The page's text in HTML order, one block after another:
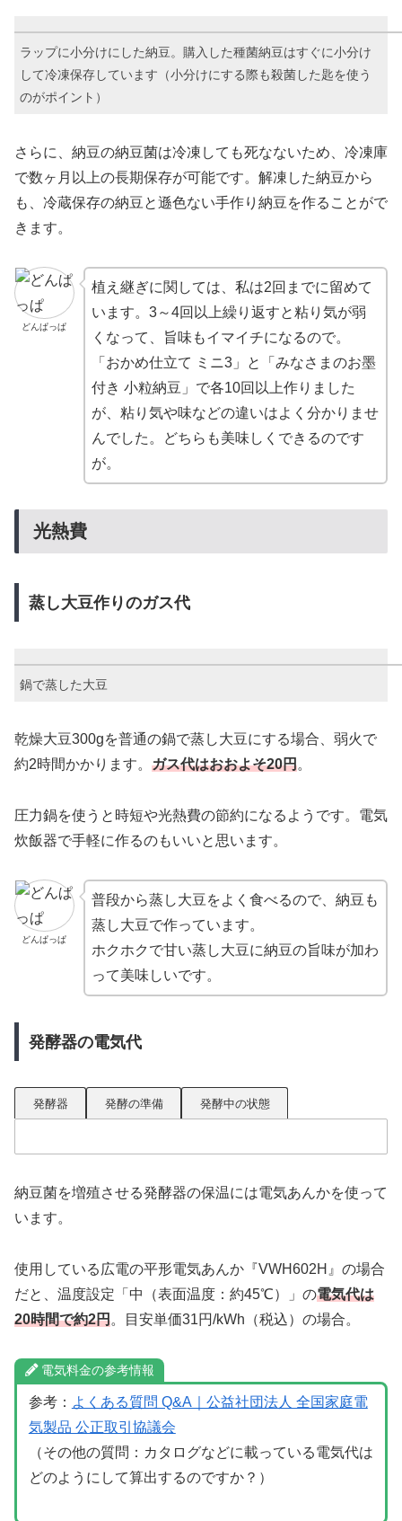
ラップに小分けにした納豆。購入した種菌納豆はすぐに小分け
して冷凍保存しています（小分けにする際も殺菌した匙を使う
のがポイント）
さらに、納豆の納豆菌は冷凍しても死なないため、冷凍庫
で数ヶ月以上の長期保存が可能です。解凍した納豆から
も、冷蔵保存の納豆と遜色ない手作り納豆を作ることがで
きます。
どんぱっぱ
植え継ぎに関しては、私は2回までに留めて
います。3～4回以上繰り返すと粘り気が弱
くなって、旨味もイマイチになるので。
「おかめ仕立て ミニ3」と「みなさまのお墨
付き 小粒納豆」で各10回以上作りました
が、粘り気や味などの違いはよく分かりませ
んでした。どちらも美味しくできるのです
が。
光熱費
蒸し大豆作りのガス代
鍋で蒸した大豆
乾燥大豆300gを普通の鍋で蒸し大豆にする場合、弱火で
約2時間かかります。 ガス代はおおよそ20円。
圧力鍋を使うと時短や光熱費の節約になるようです。電気
炊飯器で手軽に作るのもいいと思います。
どんぱっぱ
普段から蒸し大豆をよく食べるので、納豆も
蒸し大豆で作っています。
ホクホクで甘い蒸し大豆に納豆の旨味が加わ
って美味しいです。
発酵器の電気代
発酵器 発酵の準備 発酵中の状態
納豆菌を増殖させる発酵器の保温には電気あんかを使って
います。
使用している広電の平形電気あんか『VWH602H』の場合
だと、温度設定「中（表面温度：約45℃）」の電気代は
20時間で約2円。目安単価31円/kWh（税込）の場合。
電気料金の参考情報
参考： よくある質問 Q&A｜公益社団法人 全国家庭電
気製品 公正取引協議会
（その他の質問：カタログなどに載っている電気代は
どのようにして算出するのですか？）